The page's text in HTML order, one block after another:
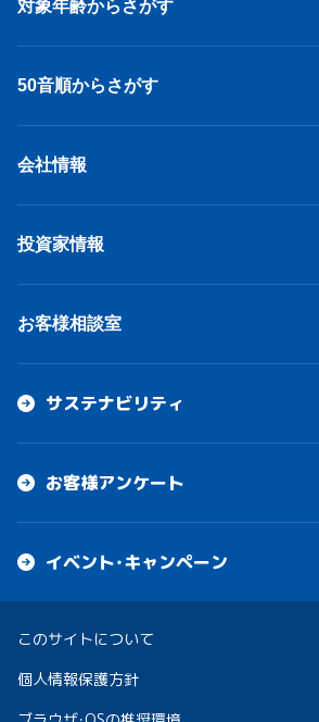
対象年齢からさがす
50音順からさがす
会社情報
投資家情報
お客様相談室
サステナビリティ
お客様アンケート
イベント・キャンペーン
このサイトについて
個人情報保護方針